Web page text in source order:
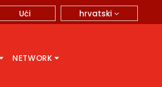
hrvatski
Ući
NETWORK